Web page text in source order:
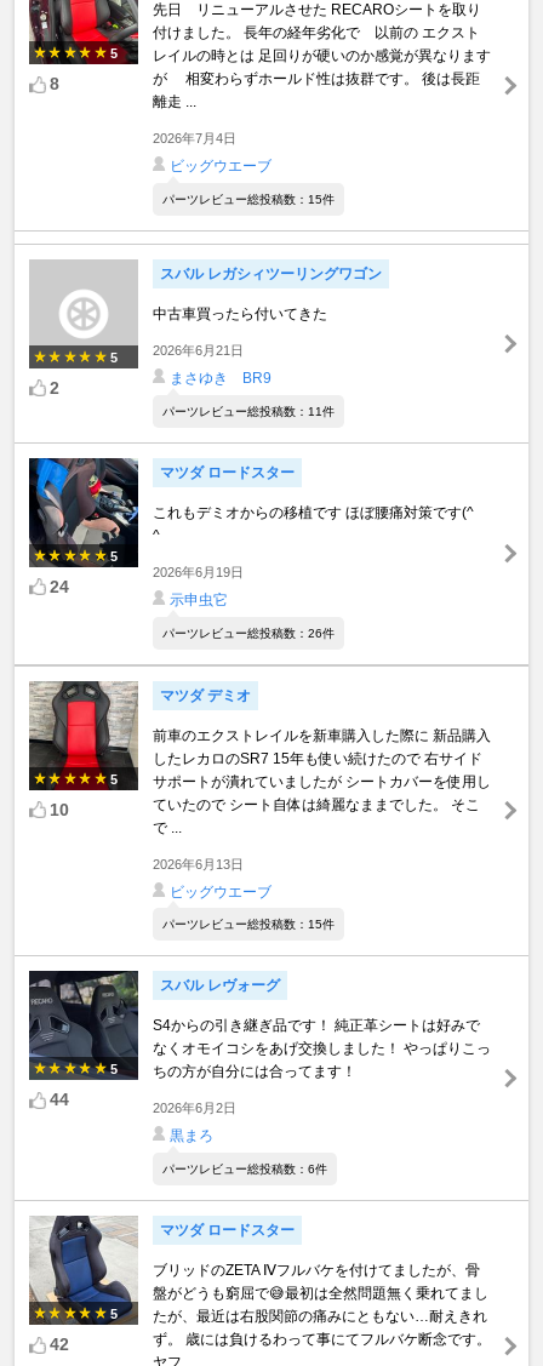
5
8
先日 リニューアルさせた RECAROシートを取り
付けました。 長年の経年劣化で 以前の エクスト
レイルの時とは 足回りが硬いのか感覚が異なります
が 相変わらずホールド性は抜群です。 後は長距
離走 ...
2026年7月4日
ビッグウエーブ
パーツレビュー総投稿数：15件
5
2
スバル レガシィツーリングワゴン
中古車買ったら付いてきた
2026年6月21日
まさゆき BR9
パーツレビュー総投稿数：11件
5
24
マツダ ロードスター
これもデミオからの移植です ほぼ腰痛対策です(^
^ゞ
2026年6月19日
示申虫它
パーツレビュー総投稿数：26件
5
10
マツダ デミオ
前車のエクストレイルを新車購入した際に 新品購入
したレカロのSR7 15年も使い続けたので 右サイド
サポートが潰れていましたが シートカバーを使用し
ていたので シート自体は綺麗なままでした。 そこ
で ...
2026年6月13日
ビッグウエーブ
パーツレビュー総投稿数：15件
5
44
スバル レヴォーグ
S4からの引き継ぎ品です！ 純正革シートは好みで
なくオモイコシをあげ交換しました！ やっぱりこっ
ちの方が自分には合ってます！
2026年6月2日
黒まろ
パーツレビュー総投稿数：6件
5
42
マツダ ロードスター
ブリッドのZETA Ⅳフルバケを付けてましたが、骨
盤がどうも窮屈で😅最初は全然問題無く乗れてまし
たが、最近は右股関節の痛みにともない…耐えきれ
ず。 歳には負けるわって事にてフルバケ断念です。
ヤフ ...